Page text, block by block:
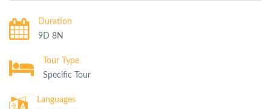
Duration
9D 8N
Tour Type
Specific Tour
Languages